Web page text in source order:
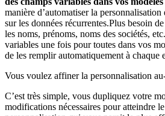
manière d’automatiser la
sur les données récurrentes.Plus besoin
les noms, prénoms, noms des sociétés,
variables une fois pour toutes dans vos
de les remplir automatiquement à chaque
Vous voulez affiner la personnalisation
C’est très simple, vous dupliquez votre
modifications nécessaires pour atteindre